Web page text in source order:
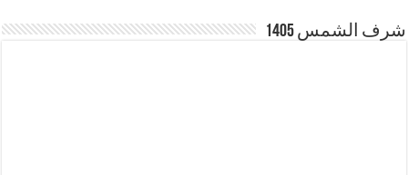
شرف الشمس 1405